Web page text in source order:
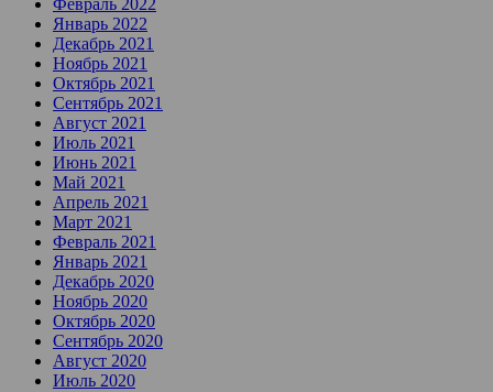
Февраль 2022
Январь 2022
Декабрь 2021
Ноябрь 2021
Октябрь 2021
Сентябрь 2021
Август 2021
Июль 2021
Июнь 2021
Май 2021
Апрель 2021
Март 2021
Февраль 2021
Январь 2021
Декабрь 2020
Ноябрь 2020
Октябрь 2020
Сентябрь 2020
Август 2020
Июль 2020